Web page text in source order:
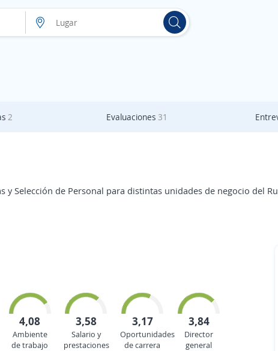
2 Evaluaciones 31
y Selección de Personal para distintas unidades de negocio del
4,08
Ambiente
de trabajo
3,58
Salario y
prestaciones
3,17
Oportunidades
de carrera
3,84
Director
general